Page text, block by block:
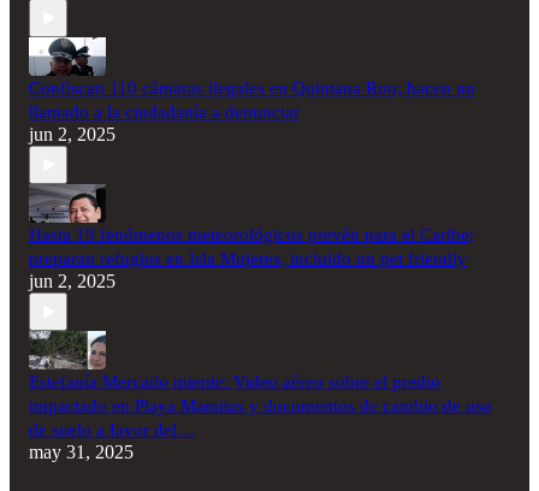
Confiscan 110 cámaras ilegales en Quintana Roo; hacen un
llamado a la ciudadanía a denunciar
jun 2, 2025
Hasta 19 fenómenos meteorológicos prevén para el Caribe;
preparan refugios en Isla Mujeres, incluido un pet friendly
jun 2, 2025
Estefanía Mercado miente: Video aéreo sobre el predio
impactado en Playa Mamitas y documentos de cambio de uso
de suelo a favor del…
may 31, 2025